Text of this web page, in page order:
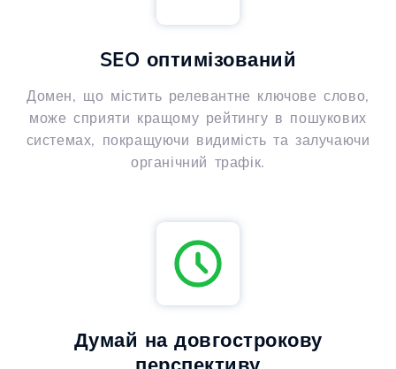
SEO оптимізований
Домен, що містить релевантне ключове слово,
може сприяти кращому рейтингу в пошукових
системах, покращуючи видимість та залучаючи
органічний трафік.
Думай на довгострокову